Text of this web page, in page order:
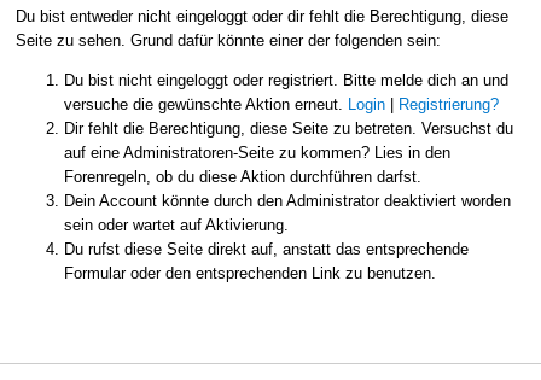
Du bist entweder nicht eingeloggt oder dir fehlt die Berechtigung, diese
Seite zu sehen. Grund dafür könnte einer der folgenden sein:
Du bist nicht eingeloggt oder registriert. Bitte melde dich an und
versuche die gewünschte Aktion erneut.
Login|
Registrierung?
Dir fehlt die Berechtigung, diese Seite zu betreten. Versuchst du
auf eine Administratoren-Seite zu kommen? Lies in den
Forenregeln, ob du diese Aktion durchführen darfst.
Dein Account könnte durch den Administrator deaktiviert worden
sein oder wartet auf Aktivierung.
Du rufst diese Seite direkt auf, anstatt das entsprechende
Formular oder den entsprechenden Link zu benutzen.